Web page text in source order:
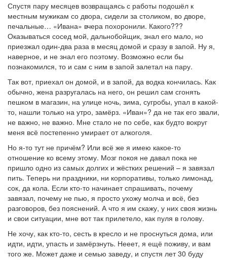
Спустя пару месяцев возвращаясь с работы подошёл к
местным мужикам со двора, сидели за столиком, во дворе,
печальные… «Ивана» вчера похоронили. Какого???
Оказываться сосед мой, дальнобойщик, знал его мало, но
приезжал один-два раза в месяц домой и сразу в запой. Ну я,
наверное, и не знал его поэтому. Возможно если бы
познакомился, то и сам с ним в запой залетал на пару.
Так вот, приехал он домой, и в запой, да водка кончилась. Как
обычно, жена разругалась на него, он решил сам сгонять
пешком в магазин, на улице ночь, зима, сугробы, упал в какой-
то, нашли только на утро, замёрз. «Иван»? да не так его звали,
не важно, не важно. Мне стало не по себе, как будто вокруг
меня всё постепенно умирает от алкоголя.
Но я-то тут не причём? Или всё же я имею какое-то
отношение ко всему этому. Мозг покоя не давал пока не
пришло одно из самых долгих и жёстких решений – я завязал
пить. Теперь ни праздники, ни корпоративы, только лимонад,
сок, да кола. Если кто-то начинает спрашивать, почему
завязал, почему не пью, я просто ухожу молча и всё, без
разговоров, без пояснений. А что я им скажу, у них своя жизнь
и свои ситуации, мне вот так прилетело, как пуля в голову.
Не хочу, как кто-то, сесть в кресло и не проснуться дома, или
идти, идти, упасть и замёрзнуть. Нееет, я ещё поживу, и вам
того же. Может даже и семью заведу, и спустя лет 30 буду